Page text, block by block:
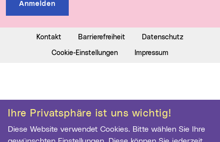
Ihre Privatsphäre ist uns wichtig!
Diese Website verwendet Cookies. Bitte wählen Sie Ihre
Anmelden
Kontakt Barrierefreiheit Datenschutz
Cookie-Einstellungen Impressum